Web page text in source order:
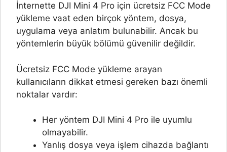
İnternette DJI Mini 4 Pro için ücretsiz FCC Mode
yükleme vaat eden birçok yöntem, dosya,
uygulama veya anlatım bulunabilir. Ancak bu
yöntemlerin büyük bölümü güvenilir değildir.
Ücretsiz FCC Mode yükleme arayan
kullanıcıların dikkat etmesi gereken bazı önemli
noktalar vardır:
Her yöntem DJI Mini 4 Pro ile uyumlu
olmayabilir.
Yanlış dosya veya işlem cihazda bağlantı